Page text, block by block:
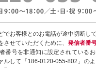
でお客様とのお電話が途中切断し
させていただくために、 発信者番
番号を非通知に設定されている
ルして「186-0120-055-802」の